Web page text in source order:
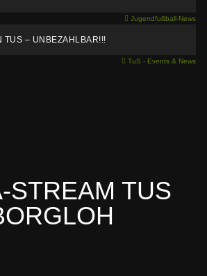
Jugendfußball-News
TUS – UNBEZAHLBAR!!!
TuS - Events & News
STREAM TUS